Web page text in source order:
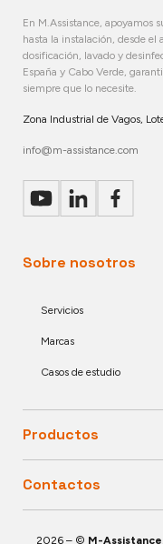
En M.Assistance, apoyamos
hasta la instalación, desde
dosificación, lavado y
España y Cabo Verde,
siempre que lo necesite.
Zona Industrial de Vagos,
info@m-assistance.com
Sobre nosotros
Servicios
Marcas
Casos de estudio
Productos
Contactos
2026 – © M-Assistance